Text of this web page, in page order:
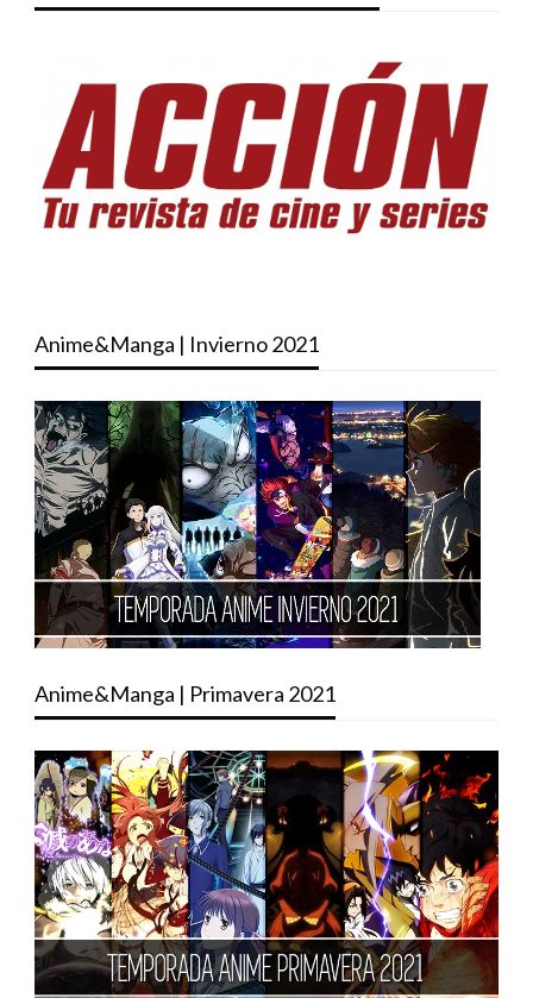
Anime&Manga | Invierno 2021
Anime&Manga | Primavera 2021